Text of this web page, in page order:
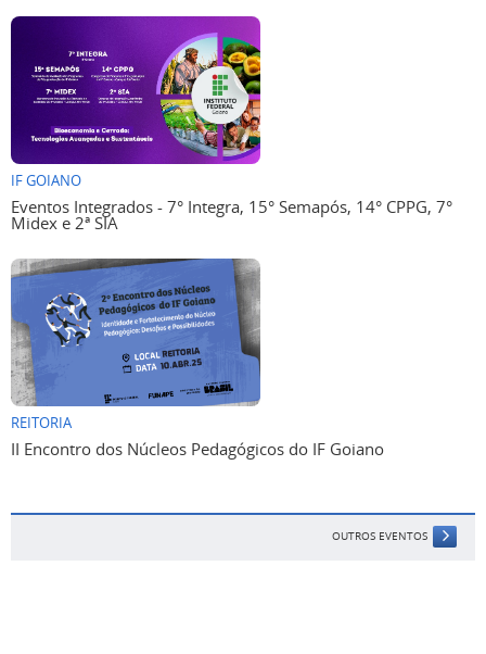
IF GOIANO
Eventos Integrados - 7° Integra, 15° Semapós, 14° CPPG, 7°
Midex e 2ª SIA
REITORIA
II Encontro dos Núcleos Pedagógicos do IF Goiano
OUTROS EVENTOS